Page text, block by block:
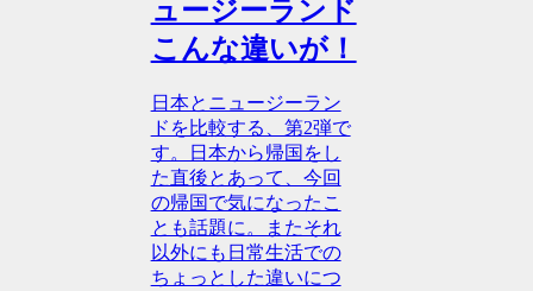
ュージーランド
こんな違いが！
日本とニュージーラン
ドを比較する、第2弾で
す。日本から帰国をし
た直後とあって、今回
の帰国で気になったこ
とも話題に。またそれ
以外にも日常生活での
ちょっとした違いにつ